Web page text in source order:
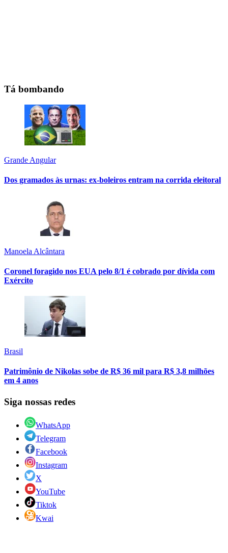
Tá bombando
Grande Angular
Dos gramados às urnas: ex-boleiros entram na corrida eleitoral
Manoela Alcântara
Coronel foragido nos EUA pelo 8/1 é cobrado por dívida com
Exército
Brasil
Patrimônio de Nikolas sobe de R$ 36 mil para R$ 3,8 milhões
em 4 anos
Siga nossas redes
WhatsApp
Telegram
Facebook
Instagram
X
YouTube
Tiktok
Kwai